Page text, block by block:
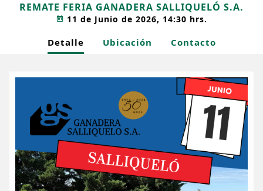
REMATE FERIA GANADERA SALLIQUELÓ S.A.
11 de Junio de 2026, 14:30 hrs.
Detalle Ubicación Contacto